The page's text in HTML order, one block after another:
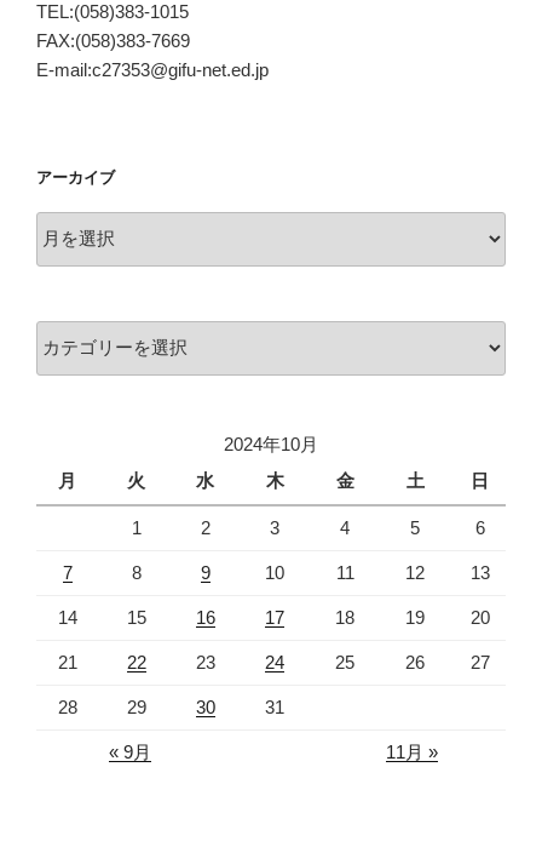
TEL:(058)383-1015
FAX:(058)383-7669
E-mail:c27353@gifu-net.ed.jp
アーカイブ
ー
ブ
テ
2024年10月
月
火 水 木 金 土 日
1 2 3 4 5 6
7 8 9 10 11 12 13
14 15 16 17 18 19 20
21 22 23 24 25 26 27
28 29 30 31
« 9月 11月 »